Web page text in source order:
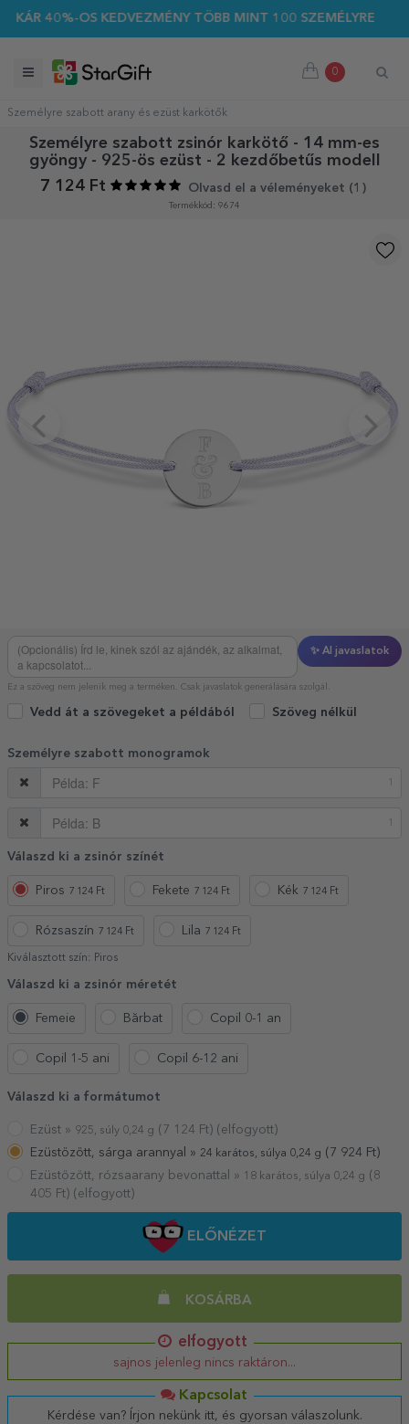
40%-OS KEDVEZMÉNY TÖBB MINT 100 SZEMÉLYRE
0
Személyre szabott arany és ezüst karkötők
Személyre szabott zsinór karkötő - 14 mm-es
gyöngy - 925-ös ezüst - 2 kezdőbetűs modell
7 124 Ft
Olvasd el a véleményeket (1 )
Termékkód: 9674
✨ AI javaslatok
Ez a szöveg nem jelenik meg a terméken. Csak javaslatok generálására szolgál.
Vedd át a szövegeket a példából Szöveg nélkül
Személyre szabott monogramok
Válaszd ki a zsinór színét
Piros 7 124 Ft Fekete 7 124 Ft Kék 7 124 Ft
Rózsaszín 7 124 Ft Lila 7 124 Ft
Kiválasztott szín: Piros
Válaszd ki a zsinór méretét
Femeie Bărbat Copil 0-1 an
Copil 1-5 ani Copil 6-12 ani
Válaszd ki a formátumot
Ezüst » 925, súly 0,24 g ( 7 124 Ft) (elfogyott)
Ezüstözött, sárga arannyal » 24 karátos, súlya 0,24 g ( 7 924 Ft)
Ezüstözött, rózsaarany bevonattal » 18 karátos, súlya 0,24 g ( 8
405 Ft) (elfogyott)
ELŐNÉZET
KOSÁRBA
elfogyott
sajnos jelenleg nincs raktáron...
Kapcsolat
Kérdése van? Írjon nekünk itt, és gyorsan válaszolunk.